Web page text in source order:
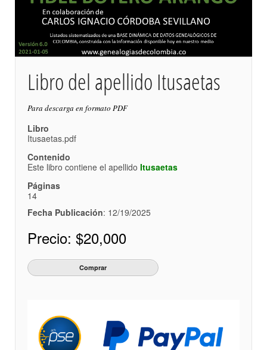
Libro del apellido Itusaetas
Para descarga en formato PDF
Libro
Itusaetas.pdf
Contenido
Este libro contiene el apellido Itusaetas
Páginas
14
Fecha Publicación: 12/19/2025
Precio: $20,000